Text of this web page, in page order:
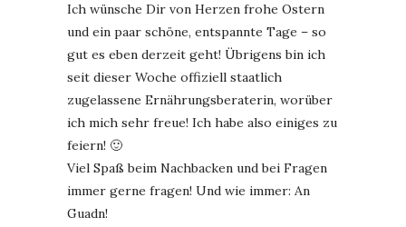
Ich wünsche Dir von Herzen frohe Ostern
und ein paar schöne, entspannte Tage – so
gut es eben derzeit geht! Übrigens bin ich
seit dieser Woche offiziell staatlich
zugelassene Ernährungsberaterin, worüber
ich mich sehr freue! Ich habe also einiges zu
feiern! 🙂
Viel Spaß beim Nachbacken und bei Fragen
immer gerne fragen! Und wie immer: An
Guadn!